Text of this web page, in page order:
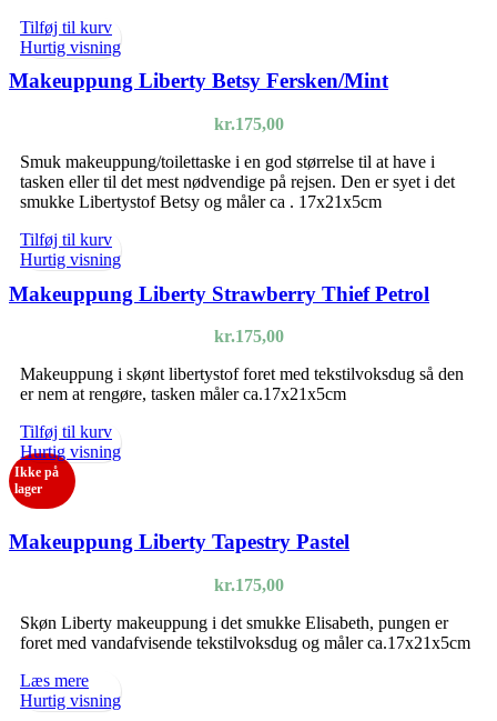
Tilføj til kurv
Hurtig visning
Makeuppung Liberty Betsy Fersken/Mint
kr.175,00
Smuk makeuppung/toilettaske i en god størrelse til at have i
tasken eller til det mest nødvendige på rejsen. Den er syet i det
smukke Libertystof Betsy og måler ca . 17x21x5cm
Tilføj til kurv
Hurtig visning
Makeuppung Liberty Strawberry Thief Petrol
kr.175,00
Makeuppung i skønt libertystof foret med tekstilvoksdug så den
er nem at rengøre, tasken måler ca.17x21x5cm
Tilføj til kurv
Hurtig visning
Ikke på
lager
Makeuppung Liberty Tapestry Pastel
kr.175,00
Skøn Liberty makeuppung i det smukke Elisabeth, pungen er
foret med vandafvisende tekstilvoksdug og måler ca.17x21x5cm
Læs mere
Hurtig visning